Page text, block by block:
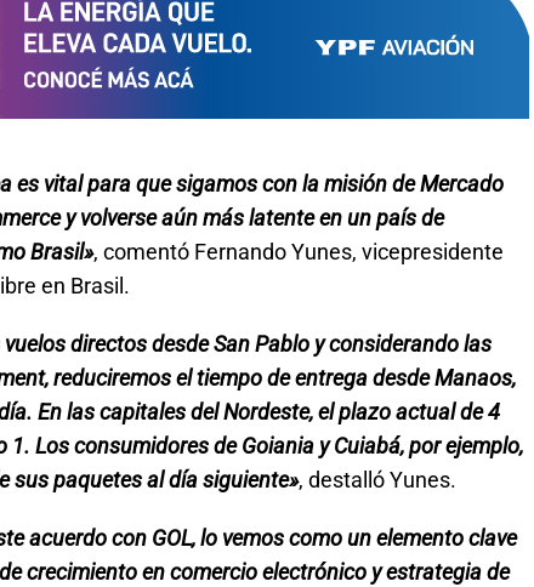
es vital para que sigamos con la misión de Mercado
y volverse aún más latente en un país de
Brasil», comentó Fernando Yunes, vicepresidente
en Brasil.
directos desde San Pablo y considerando las
reduciremos el tiempo de entrega desde Manaos,
En las capitales del Nordeste, el plazo actual de 4
Los consumidores de Goiania y Cuiabá, por ejemplo,
sus paquetes al día siguiente», destalló Yunes.
acuerdo con GOL, lo vemos como un elemento clave
crecimiento en comercio electrónico y estrategia de